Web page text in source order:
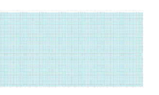
成金 とは
は
対象
補助金
書 とは
理士
相談
関 横須賀市 相談
理士
税理士
関 相模原市 税理士